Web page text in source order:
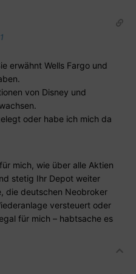
erwähnt Wells Fargo und
von Disney und
oder habe ich mich da
mich, wie über alle Aktien
stetig Ihr Depot weiter
die deutschen Neobroker
versteuert oder
für mich – habtsache es